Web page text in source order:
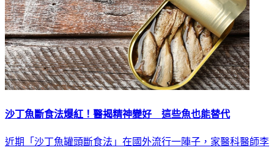
沙丁魚斷食法爆紅！醫揭精神變好 這些魚也能替代
近期「沙丁魚罐頭斷食法」在國外流行一陣子，家醫科醫師李